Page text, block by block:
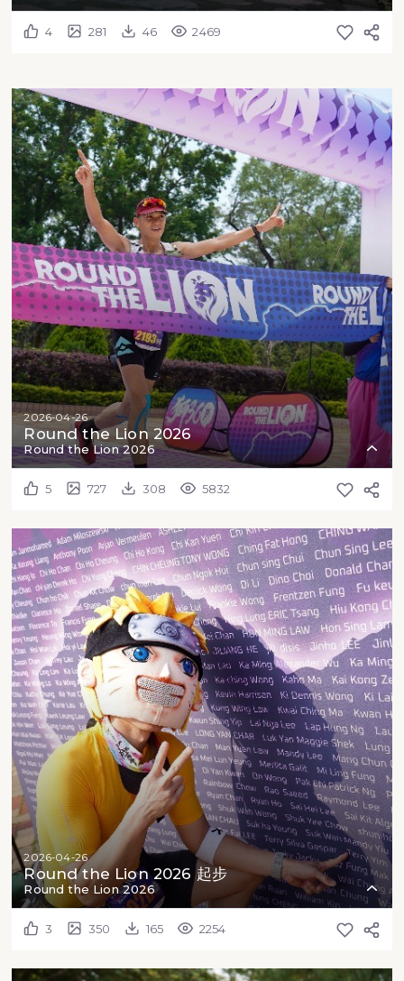
4 281 46 2469
2026-04-26
Round the Lion 2026
Round the Lion 2026
5 727 308 5832
2026-04-26
Round the Lion 2026 起步
Round the Lion 2026
3 350 165 2254